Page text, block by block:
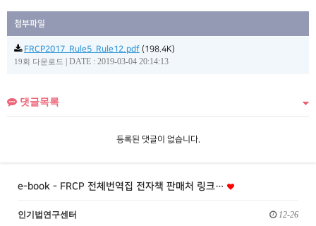
첨부파일
FRCP2017_Rule5_Rule12.pdf (198.4K)
19회 다운로드 DATE : 2019-03-04 20:14:13
댓글목록
등록된 댓글이 없습니다.
e-book - FRCP 전체번역집 전자책 판매처 링크…
인기법연구센터 12-26